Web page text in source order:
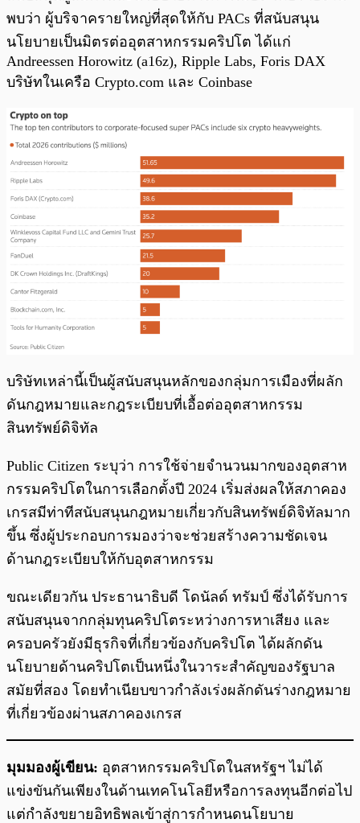
พบว่า ผู้บริจาครายใหญ่ที่สุดให้กับ PACs ที่สนับสนุน
นโยบายเป็นมิตรต่ออุตสาหกรรมคริปโต ได้แก่
Andreessen Horowitz (a16z), Ripple Labs, Foris DAX
บริษัทในเครือ Crypto.com และ Coinbase
บริษัทเหล่านี้เป็นผู้สนับสนุนหลักของกลุ่มการเมืองที่ผลัก
ดันกฎหมายและกฎระเบียบที่เอื้อต่ออุตสาหกรรม
สินทรัพย์ดิจิทัล
Public Citizen ระบุว่า การใช้จ่ายจำนวนมากของอุตสาห
กรรมคริปโตในการเลือกตั้งปี 2024 เริ่มส่งผลให้สภาคอง
เกรสมีท่าทีสนับสนุนกฎหมายเกี่ยวกับสินทรัพย์ดิจิทัลมาก
ขึ้น ซึ่งผู้ประกอบการมองว่าจะช่วยสร้างความชัดเจน
ด้านกฎระเบียบให้กับอุตสาหกรรม
ขณะเดียวกัน ประธานาธิบดี โดนัลด์ ทรัมป์ ซึ่งได้รับการ
สนับสนุนจากกลุ่มทุนคริปโตระหว่างการหาเสียง และ
ครอบครัวยังมีธุรกิจที่เกี่ยวข้องกับคริปโต ได้ผลักดัน
นโยบายด้านคริปโตเป็นหนึ่งในวาระสำคัญของรัฐบาล
สมัยที่สอง โดยทำเนียบขาวกำลังเร่งผลักดันร่างกฎหมาย
ที่เกี่ยวข้องผ่านสภาคองเกรส
มุมมองผู้เขียน: อุตสาหกรรมคริปโตในสหรัฐฯ ไม่ได้
แข่งขันกันเพียงในด้านเทคโนโลยีหรือการลงทุนอีกต่อไป
แต่กำลังขยายอิทธิพลเข้าสู่การกำหนดนโยบาย